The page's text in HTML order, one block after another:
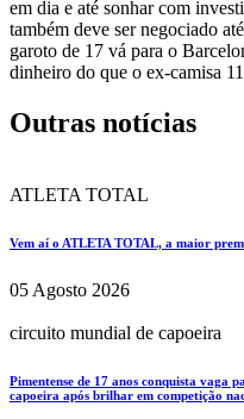
em dia e até sonhar com
também deve ser negociado
garoto de 17 vá para o
dinheiro do que o ex-camisa
Outras notícias
ATLETA TOTAL
Vem aí o ATLETA TOTAL, a maior
05 Agosto 2026
circuito mundial de capoeira
Pimentense de 17 anos conquista vaga
capoeira após brilhar em competição